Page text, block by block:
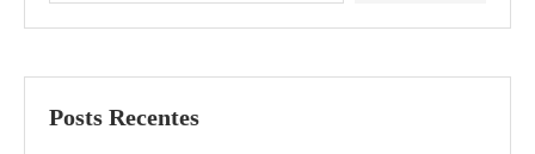
Posts Recentes